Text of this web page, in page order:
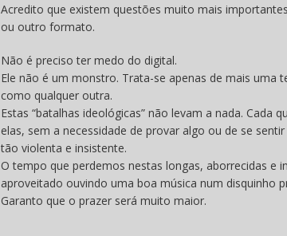
Acredito que existem questões muito mais
ou outro formato.
Não é preciso ter medo do digital.
Ele não é um monstro. Trata-se apenas de mais uma
como qualquer outra.
Estas “batalhas ideológicas” não levam a nada. Cada
elas, sem a necessidade de provar algo ou de se
tão violenta e insistente.
O tempo que perdemos nestas longas, aborrecidas e
aproveitado ouvindo uma boa música num disquinho
Garanto que o prazer será muito maior.